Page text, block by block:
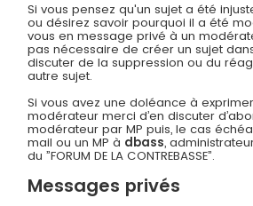
Si vous pensez qu'un sujet a été
ou désirez savoir pourquoi il a été
vous en message privé à un
pas nécessaire de créer un sujet
discuter de la suppression ou du
autre sujet.
Si vous avez une doléance à
modérateur merci d’en discuter
modérateur par MP puis, le cas
mail ou un MP à dbass,
du ”FORUM DE LA CONTREBASSE”.
Messages privés